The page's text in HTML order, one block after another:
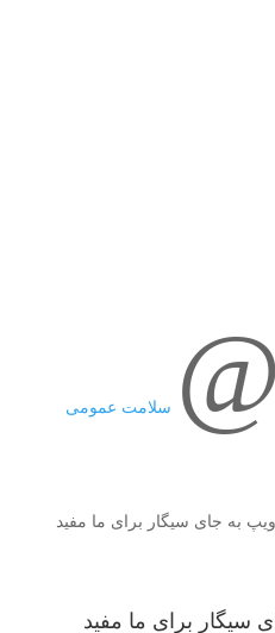
@ سلامت عمومی
ویپ به جای سیگار برای ما مفید
سیگار برای ما مفید